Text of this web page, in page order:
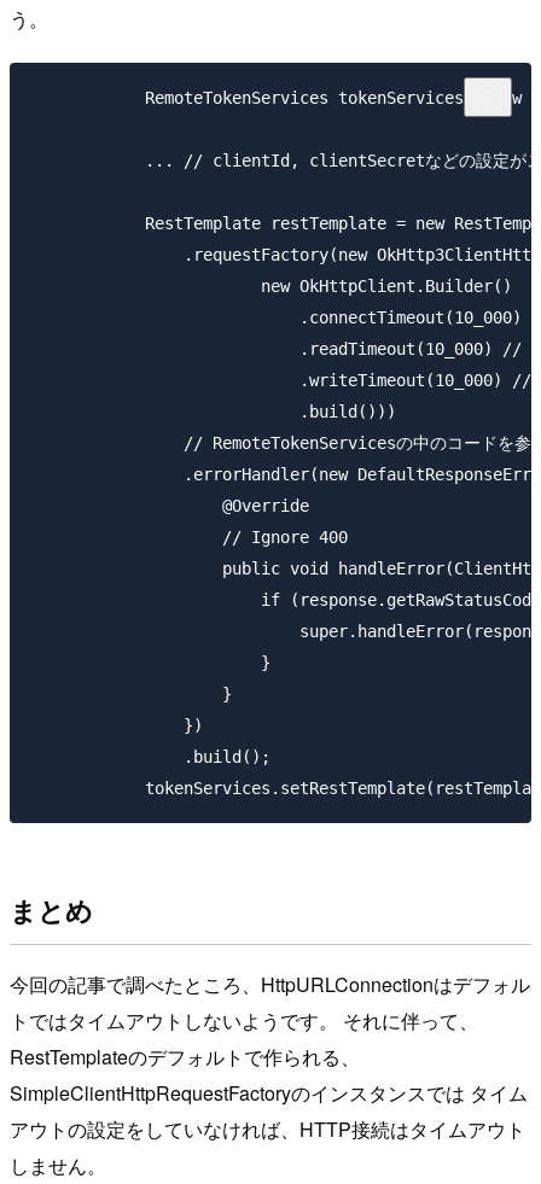
う。
RemoteTokenServices tokenServices = new
... // clientId, clientSecretなどの設定がこ
RestTemplate restTemplate = new
.requestFactory(new
                        new OkHttpClient.Builder()
.connectTimeout(10_000) //
.readTimeout(10_000) // デ
.writeTimeout(10_000) //
                            .build()))
// RemoteTokenServicesの中のコードを参
.errorHandler(new
                    @Override
                    // Ignore 400
public void
if
                        }
                    }
                })
                .build();
まとめ
今回の記事で調べたところ、HttpURLConnectionはデフォル
トではタイムアウトしないようです。 それに伴って、
RestTemplateのデフォルトで作られる、
SimpleClientHttpRequestFactoryのインスタンスでは タイム
アウトの設定をしていなければ、HTTP接続はタイムアウト
しません。